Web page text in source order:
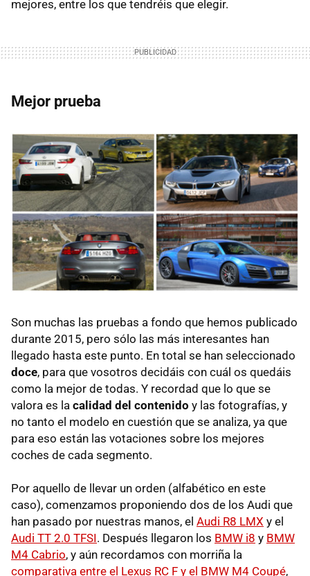
mejores, entre los que tendréis que elegir.
Mejor prueba
Son muchas las pruebas a fondo que hemos publicado
durante 2015, pero sólo las más interesantes han
llegado hasta este punto. En total se han seleccionado
doce, para que vosotros decidáis con cuál os quedáis
como la mejor de todas. Y recordad que lo que se
valora es la calidad del contenido y las fotografías, y
no tanto el modelo en cuestión que se analiza, ya que
para eso están las votaciones sobre los mejores
coches de cada segmento.
Por aquello de llevar un orden (alfabético en este
caso), comenzamos proponiendo dos de los Audi que
han pasado por nuestras manos, el Audi R8 LMX y el
Audi TT 2.0 TFSI. Después llegaron los BMW i8 y BMW
M4 Cabrio, y aún recordamos con morriña la
comparativa entre el Lexus RC F y el BMW M4 Coupé,